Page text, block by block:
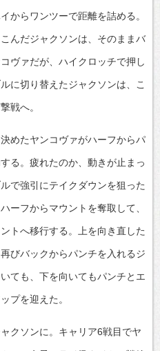
からワンツーで距離を詰める。
んだジャクソンは、そのままバ
ヴァだが、ハイクロッチで押し
に切り替えたジャクソンは、こ
戦へ。
めたヤンコヴァがハーフからパ
る。疲れたのか、動きが止まっ
で強引にテイクダウンを狙った
ーフからマウントを奪取して、
トへ移行する。上を向き直した
びバックからパンチを入れるジ
ても、下を向いてもパンチとエ
プを迎えた。
クソンに。キャリア6戦目でヤ